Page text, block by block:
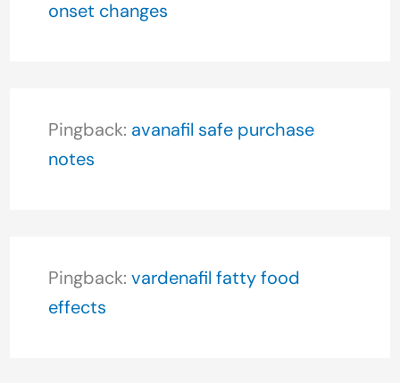
onset changes
Pingback: avanafil safe purchase
notes
Pingback: vardenafil fatty food
effects